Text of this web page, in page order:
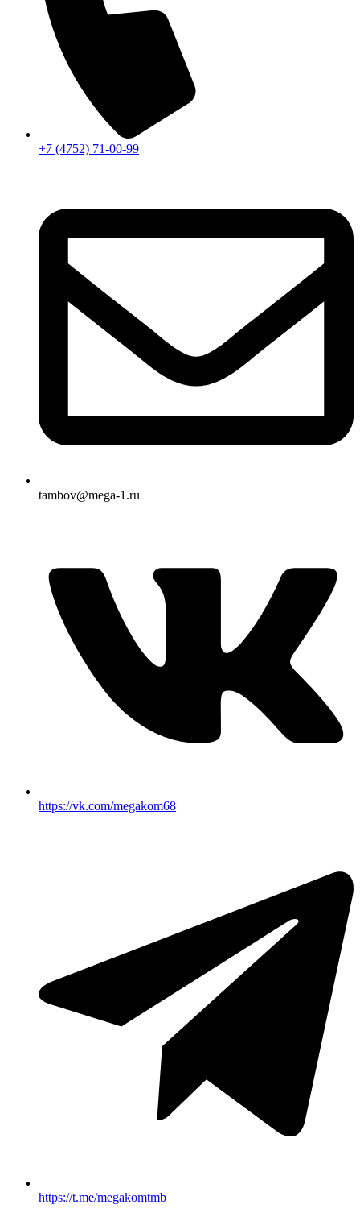
+7 (4752) 71-00-99
tambov@mega-1.ru
https://vk.com/megakom68
https://t.me/megakomtmb